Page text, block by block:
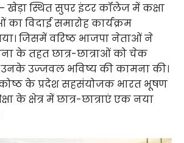
– खेड़ा स्थित सुपर इंटर कॉलेज में कक्षा
का विदाई समारोह कार्यक्रम
जिसमें वरिष्ठ भाजपा नेताओं ने
के तहत छात्र-छात्राओं को चेक
उज्जवल भविष्य की कामना की।
के प्रदेश सहसंयोजक भारत भूषण
के क्षेत्र में छात्र-छात्राएं एक नया